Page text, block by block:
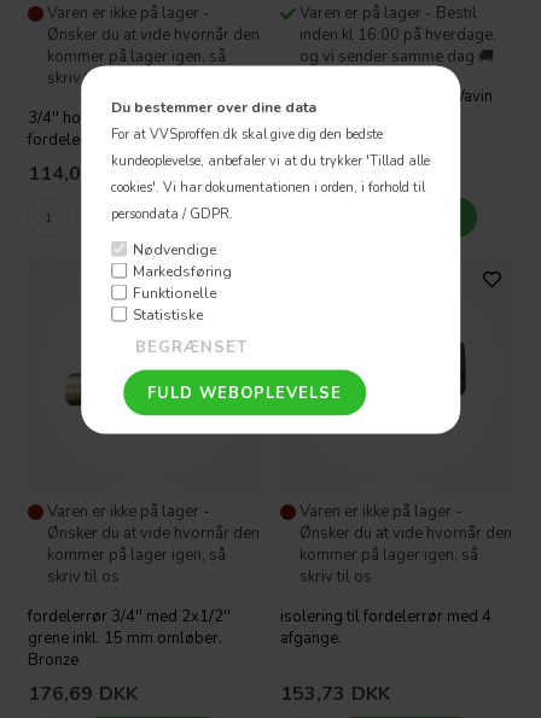
Du bestemmer over dine data
For at VVSproffen.dk skal give dig den bedste
kundeoplevelse, anbefaler vi at du trykker 'Tillad alle
cookies'. Vi har dokumentationen i orden, i forhold til
persondata / GDPR.
Nødvendige
Markedsføring
Funktionelle
Statistiske
Varen er ikke på lager -
Ønsker du at vide hvornår den
kommer på lager igen, så
skriv til os
3/4'' holdere til Push
fordelerrør, samlede
114,05 DKK
Varen er på lager - Bestil
inden kl 16:00 på hverdage,
og vi sender samme dag 🚚
Alupex 3/4x3 Ford.Rør Wavin
Tigris Press
104,63 DKK
Varen er ikke på lager -
Ønsker du at vide hvornår den
kommer på lager igen, så
skriv til os
fordelerrør 3/4'' med 2x1/2''
grene inkl. 15 mm omløber.
Bronze
176,69 DKK
Varen er ikke på lager -
Ønsker du at vide hvornår den
kommer på lager igen, så
skriv til os
isolering til fordelerrør med 4
afgange.
153,73 DKK